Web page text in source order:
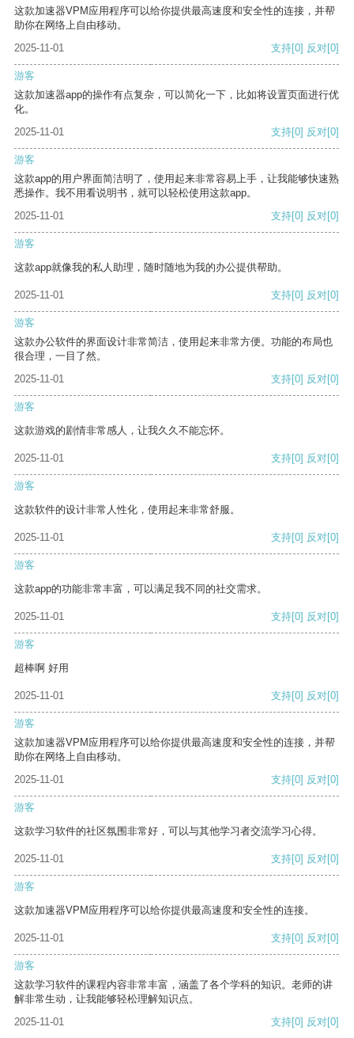
这款加速器VPM应用程序可以给你提供最高速度和安全性的连接，并帮
助你在网络上自由移动。
2025-11-01
支持[0] 反对[0]
游客
这款加速器app的操作有点复杂，可以简化一下，比如将设置页面进行优
化。
2025-11-01
支持[0] 反对[0]
游客
这款app的用户界面简洁明了，使用起来非常容易上手，让我能够快速熟
悉操作。我不用看说明书，就可以轻松使用这款app。
2025-11-01
支持[0] 反对[0]
游客
这款app就像我的私人助理，随时随地为我的办公提供帮助。
2025-11-01 支持[0] 反对[0]
游客
这款办公软件的界面设计非常简洁，使用起来非常方便。功能的布局也
很合理，一目了然。
2025-11-01
支持[0] 反对[0]
游客
这款游戏的剧情非常感人，让我久久不能忘怀。
2025-11-01 支持[0] 反对[0]
游客
这款软件的设计非常人性化，使用起来非常舒服。
2025-11-01 支持[0] 反对[0]
游客
这款app的功能非常丰富，可以满足我不同的社交需求。
2025-11-01 支持[0] 反对[0]
游客
超棒啊 好用
2025-11-01 支持[0] 反对[0]
游客
这款加速器VPM应用程序可以给你提供最高速度和安全性的连接，并帮
助你在网络上自由移动。
2025-11-01
支持[0] 反对[0]
游客
这款学习软件的社区氛围非常好，可以与其他学习者交流学习心得。
2025-11-01 支持[0] 反对[0]
游客
这款加速器VPM应用程序可以给你提供最高速度和安全性的连接。
2025-11-01 支持[0] 反对[0]
游客
这款学习软件的课程内容非常丰富，涵盖了各个学科的知识。老师的讲
解非常生动，让我能够轻松理解知识点。
2025-11-01
支持[0] 反对[0]